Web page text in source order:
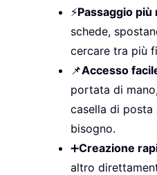
⚡Passaggio
schede,
cercare tra più
📌Accesso
portata di
casella di posta
bisogno.
➕Creazione
altro